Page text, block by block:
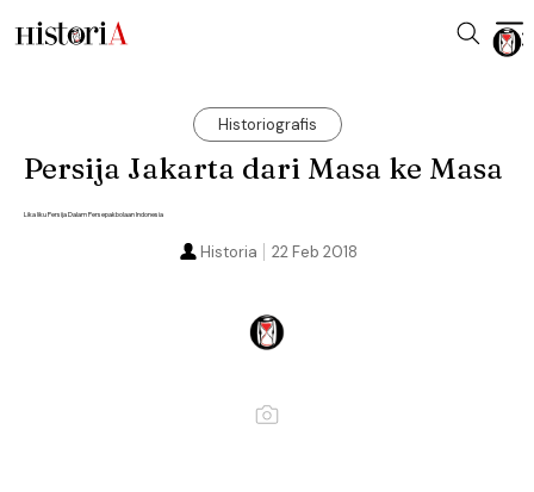
Historiografis
Persija Jakarta dari Masa ke Masa
Lika liku Persija Dalam Persepakbolaan Indonesia
22 Feb 2018
Historia